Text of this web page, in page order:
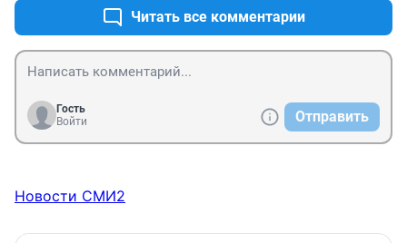
Читать все комментарии
Гость
Войти
Отправить
Новости СМИ2